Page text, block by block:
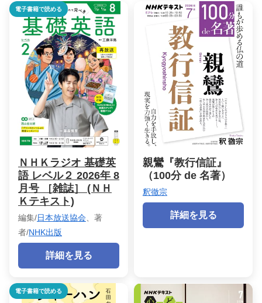
電子書籍で読める
ＮＨＫラジオ 基礎英
語 レベル２ 2026年 8
月号 ［雑誌］ (ＮＨ
Ｋテキスト)
編集/日本放送協会 、著
者/NHK出版
詳細を見る
親鸞『教行信証』
（100分 de 名著）
釈徹宗
詳細を見る
電子書籍で読める